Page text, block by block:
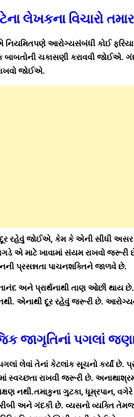
લેખકના વિચારો
આરોગ્યસંબંધી કોઈ
બાબતોની ચકાસણી કરાવવી જોઈએ.
જોઈએ.
દૂર રહેવું જોઈએ, કેમ કે એની સીધી
એ માટે ખાવામાં સંયમ રાખવો જરૂરી
પ્રસન્નતા પાચનશક્તિને જાળવે છે.
અને પ્રાર્થનાથી તાણ ઓછી થાય છે.
એનાથી દૂર રહેવું જરૂરી છે.
જાગૃતિનાં પગલાં
લેવાં તેનાં કેટલાંક સૂચનો કર્યાં છે.
સ્વચ્છતા રાખવી જરૂરી છે.
નથી.તમાકુના ગુટકા, ધૂમ્રપાન,
અને ગંદકી છે. વ્યસનો વ્યક્તિ